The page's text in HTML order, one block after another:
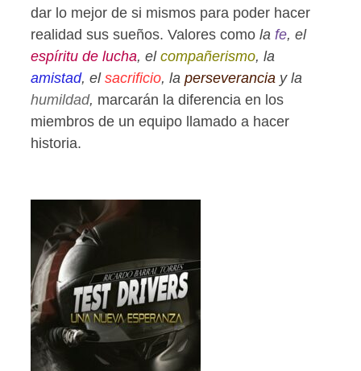
dar lo mejor de si mismos para poder hacer
realidad sus sueños. Valores como la fe, el
espíritu de lucha, el compañerismo, la
amistad, el sacrificio, la perseverancia y la
humildad, marcarán la diferencia en los
miembros de un equipo llamado a hacer
historia.